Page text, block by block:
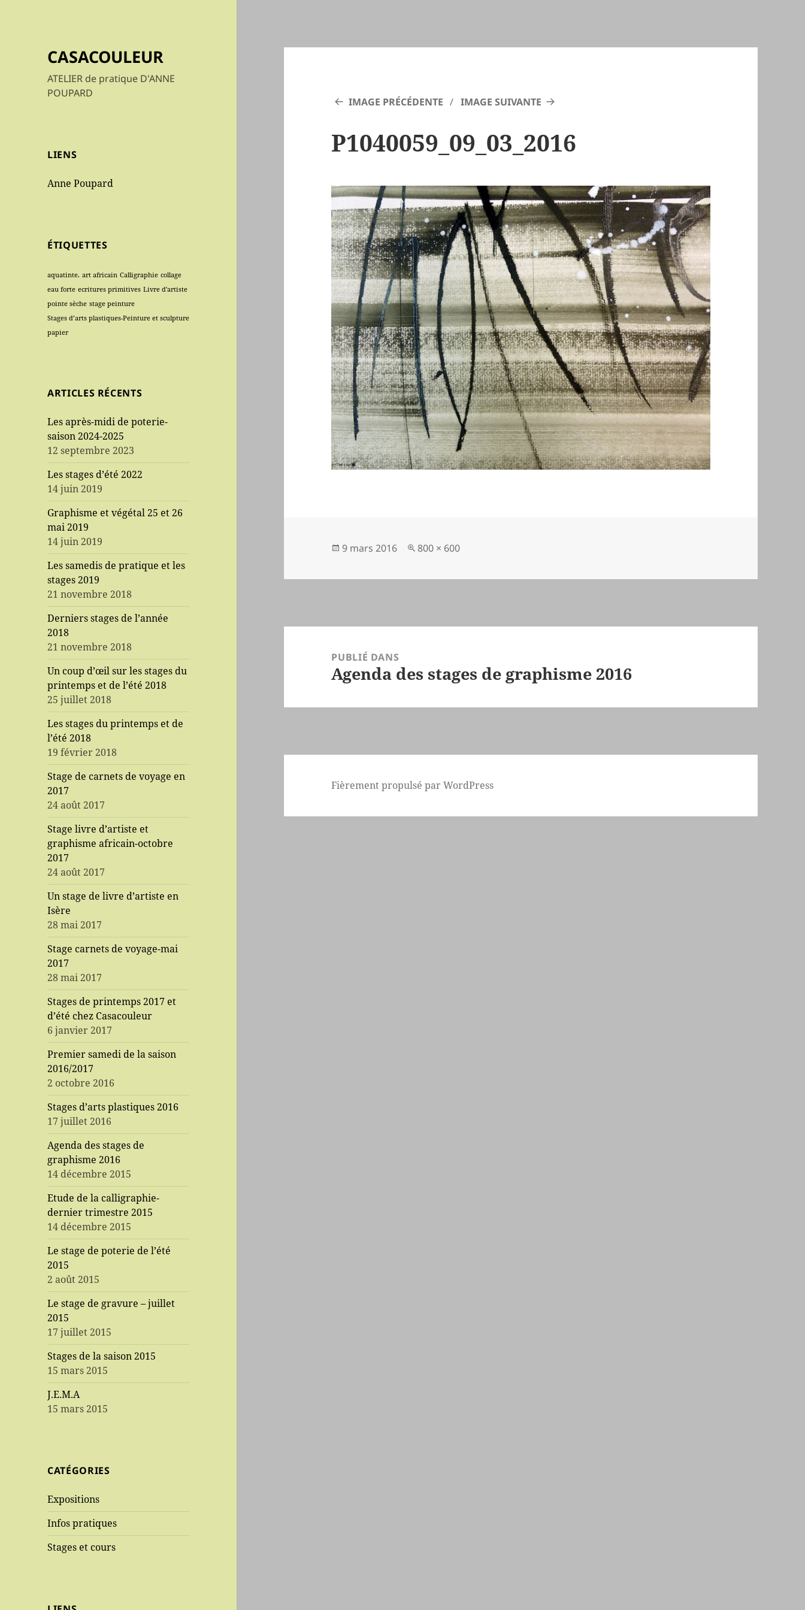
CASACOULEUR
ATELIER de pratique D'ANNE
POUPARD
LIENS
Anne Poupard
ÉTIQUETTES
aquatinte. art africain Calligraphie collage
eau forte ecritures primitives Livre d'artiste
pointe sèche stage peinture
Stages d’arts plastiques-Peinture et sculpture
papier
ARTICLES RÉCENTS
Les après-midi de poterie-
saison 2024-2025
12 septembre 2023
Les stages d’été 2022
14 juin 2019
Graphisme et végétal 25 et 26
mai 2019
14 juin 2019
Les samedis de pratique et les
stages 2019
21 novembre 2018
Derniers stages de l’année
2018
21 novembre 2018
Un coup d’œil sur les stages du
printemps et de l’été 2018
25 juillet 2018
Les stages du printemps et de
l’été 2018
19 février 2018
Stage de carnets de voyage en
2017
24 août 2017
Stage livre d’artiste et
graphisme africain-octobre
2017
24 août 2017
Un stage de livre d’artiste en
Isère
28 mai 2017
Stage carnets de voyage-mai
2017
28 mai 2017
Stages de printemps 2017 et
d’été chez Casacouleur
6 janvier 2017
Premier samedi de la saison
2016/2017
2 octobre 2016
Stages d’arts plastiques 2016
17 juillet 2016
Agenda des stages de
graphisme 2016
14 décembre 2015
Etude de la calligraphie-
dernier trimestre 2015
14 décembre 2015
Le stage de poterie de l’été
2015
2 août 2015
Le stage de gravure – juillet
2015
17 juillet 2015
Stages de la saison 2015
15 mars 2015
J.E.M.A
15 mars 2015
CATÉGORIES
Expositions
Infos pratiques
Stages et cours
IMAGE PRÉCÉDENTE IMAGE SUIVANTE
P1040059_09_03_2016
Publié
9 mars 2016
Taille
800 × 600
PUBLIÉ DANS
Agenda des stages de graphisme 2016
Fièrement propulsé par WordPress